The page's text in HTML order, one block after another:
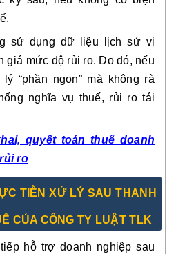
sử dụng dữ liệu lịch sử vi
giá mức độ rủi ro. Do đó, nếu
“phần ngọn” mà không rà
nghĩa vụ thuế, rủi ro tái
quyết toán thuế doanh
ro
TIỄN XỬ LÝ SAU THANH
CỦA CÔNG TY LUẬT TLK
hỗ trợ doanh nghiệp sau